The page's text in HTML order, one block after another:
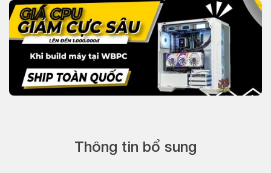
Thông tin bổ sung